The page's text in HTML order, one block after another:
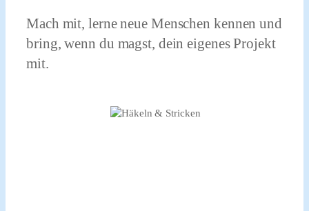
Mach mit, lerne neue Menschen kennen und
bring, wenn du magst, dein eigenes Projekt
mit.